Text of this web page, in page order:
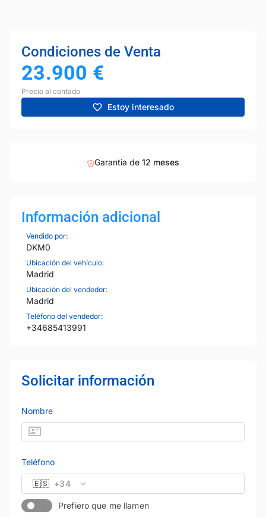
Condiciones de Venta
23.900 €
Precio al contado
Estoy interesado
Garantia de 12 meses
Información adicional
Vendido por:
DKM0
Ubicación del vehículo:
Madrid
Ubicación del vendedor:
Madrid
Teléfono del vendedor:
+34685413991
Solicitar información
Nombre
Teléfono
🇪🇸 +34
Prefiero que me llamen